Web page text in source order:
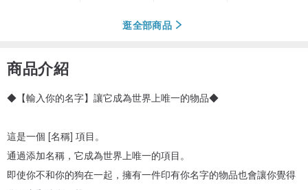
逛全部商品
商品介紹
◆【輸入你的名字】讓它成為世界上唯一的物品◆
這是一個 [名稱] 項目。
通過添加名稱，它成為世界上唯一的項目。
即使你不和你的狗在一起，擁有一件印有你名字的物品也會讓你覺得